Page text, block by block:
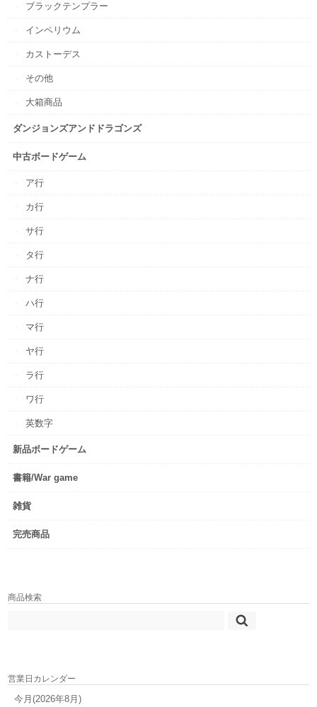
ブラックテンプラー
インペリウム
カストーデス
その他
大箱商品
ダンジョンズアンドドラゴンズ
中古ボードゲーム
ア行
カ行
サ行
タ行
ナ行
ハ行
マ行
ヤ行
ラ行
ワ行
英数字
新品ボードゲーム
書籍/War game
雑貨
完売商品
商品検索
営業日カレンダー
今月(2026年8月)